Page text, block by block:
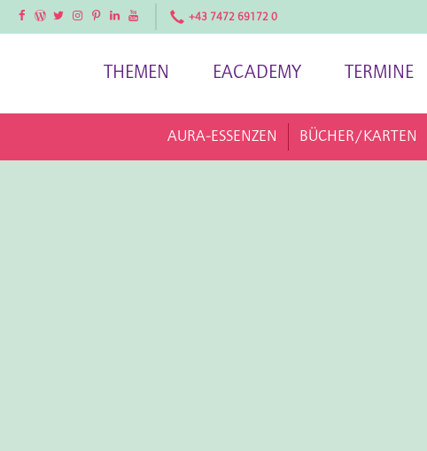
FacebookFacebookTwitterInstagramPinterestLinkedInYouTube +43 7472 69172 0
THEMEN EACADEMY TERMINE
AURA-ESSENZEN BÜCHER/KARTEN